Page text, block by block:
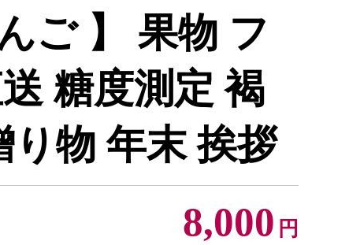
ご 】 果物 フ
糖度測定 褐
物 年末 挨拶
8,000 円